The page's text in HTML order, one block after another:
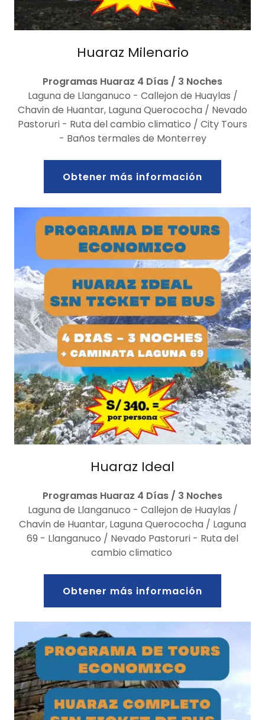
Huaraz Milenario
Programas Huaraz 4 Días / 3 Noches
Laguna de Llanganuco - Callejon de Huaylas /
Chavin de Huantar, Laguna Querococha / Nevado
Pastoruri - Ruta del cambio climatico / City Tours
- Baños termales de Monterrey
Obtener más información
Huaraz Ideal
Programas Huaraz 4 Días / 3 Noches
Laguna de Llanganuco - Callejon de Huaylas /
Chavin de Huantar, Laguna Querococha / Laguna
69 - Llanganuco / Nevado Pastoruri - Ruta del
cambio climatico
Obtener más información